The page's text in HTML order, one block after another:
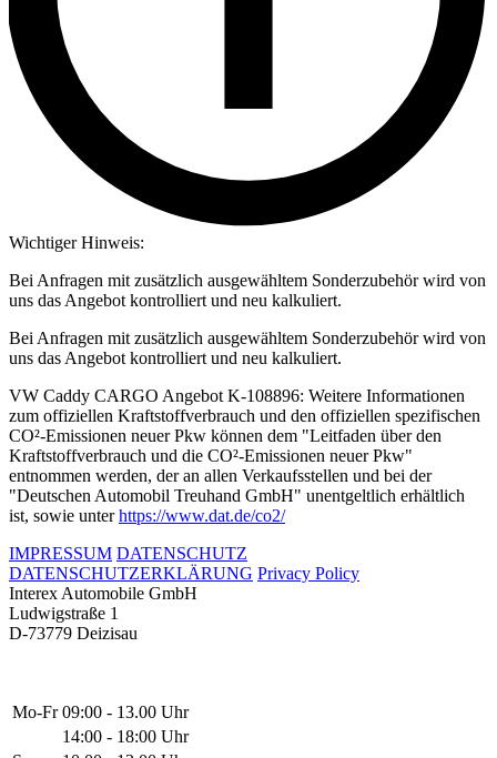
Wichtiger Hinweis:
Bei Anfragen mit zusätzlich ausgewähltem Sonderzubehör wird von
uns das Angebot kontrolliert und neu kalkuliert.
Bei Anfragen mit zusätzlich ausgewähltem Sonderzubehör wird von
uns das Angebot kontrolliert und neu kalkuliert.
VW Caddy CARGO Angebot K-108896: Weitere Informationen
zum offiziellen Kraftstoffverbrauch und den offiziellen spezifischen
CO²-Emissionen neuer Pkw können dem "Leitfaden über den
Kraftstoffverbrauch und die CO²-Emissionen neuer Pkw"
entnommen werden, der an allen Verkaufsstellen und bei der
"Deutschen Automobil Treuhand GmbH" unentgeltlich erhältlich
ist, sowie unterhttps://www.dat.de/co2/
IMPRESSUM DATENSCHUTZ
DATENSCHUTZERKLÄRUNG Privacy Policy
Interex Automobile GmbH
Ludwigstraße 1
D-73779 Deizisau
Mo-Fr 09:00 - 13.00 Uhr
14:00 - 18:00 Uhr